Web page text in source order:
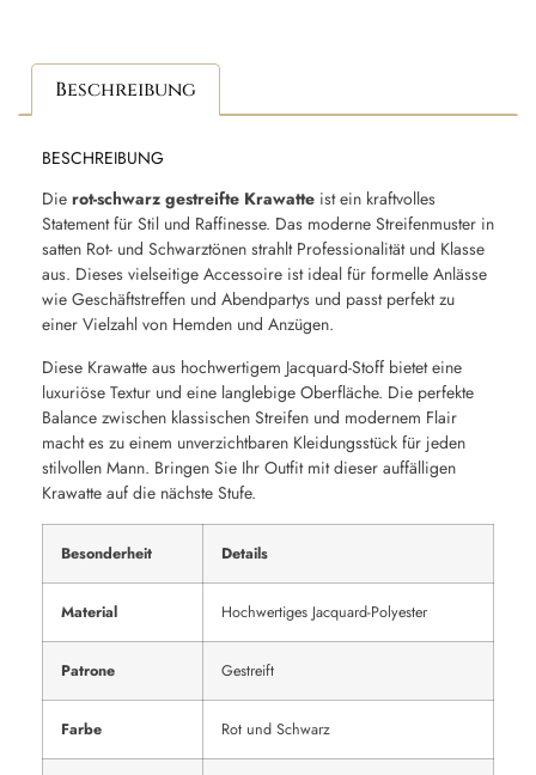
Beschreibung
BESCHREIBUNG
Die rot-schwarz gestreifte Krawatte ist ein kraftvolles
Statement für Stil und Raffinesse. Das moderne Streifenmuster in
satten Rot- und Schwarztönen strahlt Professionalität und Klasse
aus. Dieses vielseitige Accessoire ist ideal für formelle Anlässe
wie Geschäftstreffen und Abendpartys und passt perfekt zu
einer Vielzahl von Hemden und Anzügen.
Diese Krawatte aus hochwertigem Jacquard-Stoff bietet eine
luxuriöse Textur und eine langlebige Oberfläche. Die perfekte
Balance zwischen klassischen Streifen und modernem Flair
macht es zu einem unverzichtbaren Kleidungsstück für jeden
stilvollen Mann. Bringen Sie Ihr Outfit mit dieser auffälligen
Krawatte auf die nächste Stufe.
Besonderheit Details
Material Hochwertiges Jacquard-Polyester
Patrone Gestreift
Farbe Rot und Schwarz